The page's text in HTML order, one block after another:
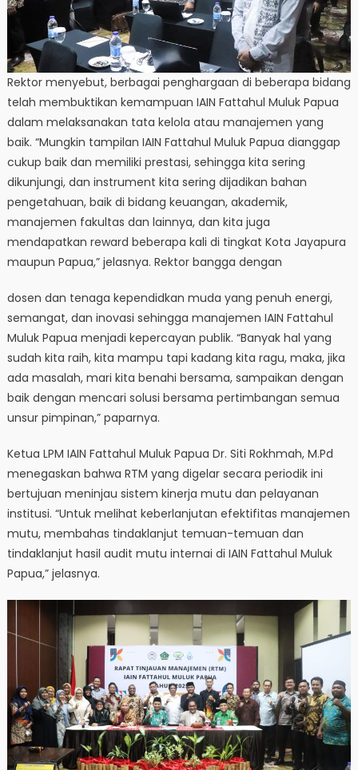
Rektor menyebut, berbagai penghargaan di beberapa bidang
telah membuktikan kemampuan IAIN Fattahul Muluk Papua
dalam melaksanakan tata kelola atau manajemen yang
baik. “Mungkin tampilan IAIN Fattahul Muluk Papua dianggap
cukup baik dan memiliki prestasi, sehingga kita sering
dikunjungi, dan instrument kita sering dijadikan bahan
pengetahuan, baik di bidang keuangan, akademik,
manajemen fakultas dan lainnya, dan kita juga
mendapatkan reward beberapa kali di tingkat Kota Jayapura
maupun Papua,” jelasnya. Rektor bangga dengan
dosen dan tenaga kependidkan muda yang penuh energi,
semangat, dan inovasi sehingga manajemen IAIN Fattahul
Muluk Papua menjadi kepercayan publik. “Banyak hal yang
sudah kita raih, kita mampu tapi kadang kita ragu, maka, jika
ada masalah, mari kita benahi bersama, sampaikan dengan
baik dengan mencari solusi bersama pertimbangan semua
unsur pimpinan,” paparnya.
Ketua LPM IAIN Fattahul Muluk Papua Dr. Siti Rokhmah, M.Pd
menegaskan bahwa RTM yang digelar secara periodik ini
bertujuan meninjau sistem kinerja mutu dan pelayanan
institusi. “Untuk melihat keberlanjutan efektifitas manajemen
mutu, membahas tindaklanjut temuan-temuan dan
tindaklanjut hasil audit mutu internai di IAIN Fattahul Muluk
Papua,” jelasnya.